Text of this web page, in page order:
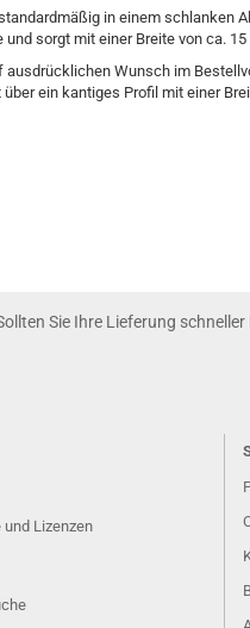
in einem schlanken
und sorgt mit einer Breite von ca.
ausdrücklichen Wunsch im
ein kantiges Profil mit einer
Sie Ihre Lieferung
Lizenzen